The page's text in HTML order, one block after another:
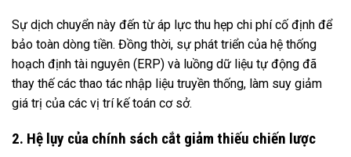
Sự dịch chuyển này đến từ áp lực thu hẹp chi phí cố định để
bảo toàn dòng tiền. Đồng thời, sự phát triển của hệ thống
hoạch định tài nguyên (ERP) và luồng dữ liệu tự động đã
thay thế các thao tác nhập liệu truyền thống, làm suy giảm
giá trị của các vị trí kế toán cơ sở.
2. Hệ lụy của chính sách cắt giảm thiếu chiến lược